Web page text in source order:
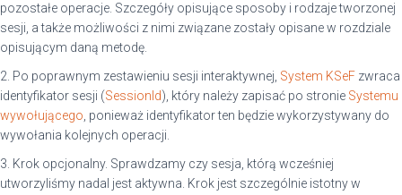
pozostałe operacje. Szczegóły opisujące sposoby i rodzaje tworzonej
sesji, a także możliwości z nimi związane zostały opisane w rozdziale
opisującym daną metodę.
2. Po poprawnym zestawieniu sesji interaktywnej, System KSeF zwraca
identyfikator sesji (SessionId), który należy zapisać po stronie Systemu
wywołującego , ponieważ identyfikator ten będzie wykorzystywany do
wywołania kolejnych operacji.
3. Krok opcjonalny. Sprawdzamy czy sesja, którą wcześniej
utworzyliśmy nadal jest aktywna. Krok jest szczególnie istotny w